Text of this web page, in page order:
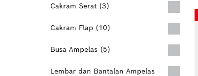
Cakram Serat (3)
Cakram Flap (10)
Busa Ampelas (5)
Lembar dan Bantalan Ampelas